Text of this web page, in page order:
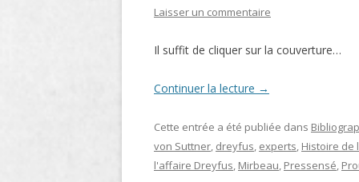
LIGNE
LE MAITRON EN LIGNE
Laisser un commentaire
Il suffit de cliquer sur la couverture…
Continuer la lecture →
Cette entrée a été publiée dans
von Suttner, dreyfus, experts, Histoire de
l'affaire Dreyfus, Mirbeau, Pressensé,